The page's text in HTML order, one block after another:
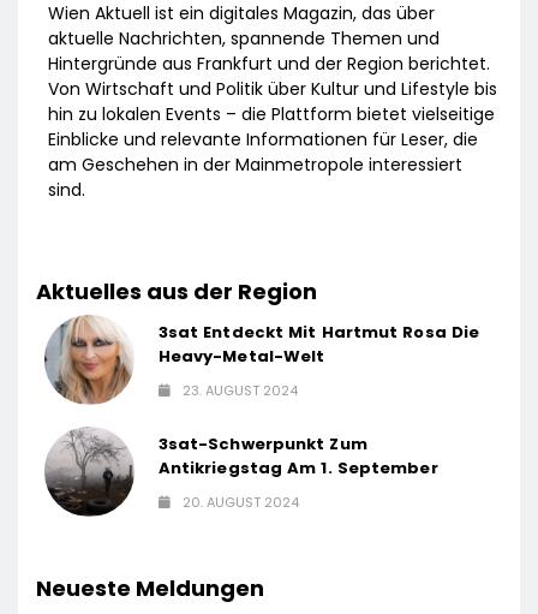
Wien Aktuell ist ein digitales Magazin, das über
aktuelle Nachrichten, spannende Themen und
Hintergründe aus Frankfurt und der Region berichtet.
Von Wirtschaft und Politik über Kultur und Lifestyle bis
hin zu lokalen Events – die Plattform bietet vielseitige
Einblicke und relevante Informationen für Leser, die
am Geschehen in der Mainmetropole interessiert
sind.
Aktuelles aus der Region
3sat Entdeckt Mit Hartmut Rosa Die
Heavy-Metal-Welt
23. AUGUST 2024
3sat-Schwerpunkt Zum
Antikriegstag Am 1. September
20. AUGUST 2024
Neueste Meldungen